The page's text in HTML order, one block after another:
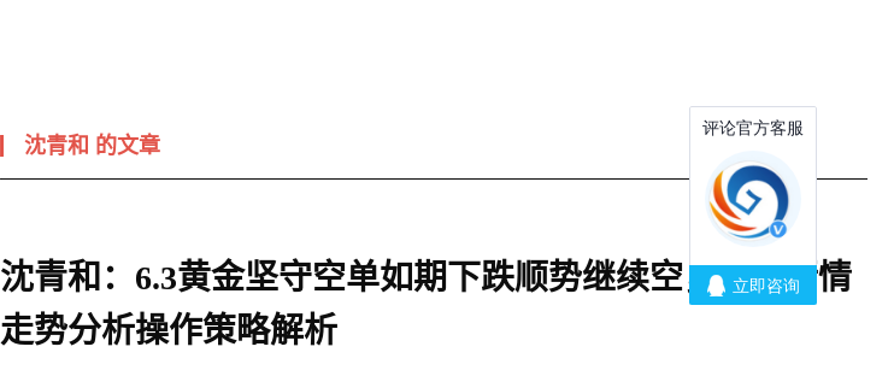
沈青和 的文章
沈青和：6.3黄金坚守空单如期下跌顺势继续空，日内行情
走势分析操作策略解析